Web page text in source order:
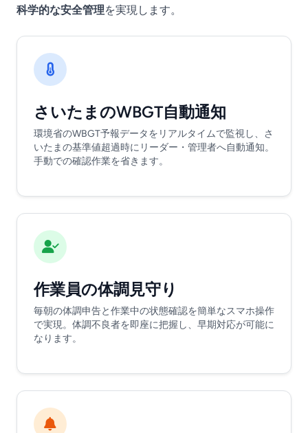
科学的な安全管理を実現します。
さいたまのWBGT自動通知
環境省のWBGT予報データをリアルタイムで監視し、さ
いたまの基準値超過時にリーダー・管理者へ自動通知。
手動での確認作業を省きます。
作業員の体調見守り
毎朝の体調申告と作業中の状態確認を簡単なスマホ操作
で実現。体調不良者を即座に把握し、早期対応が可能に
なります。